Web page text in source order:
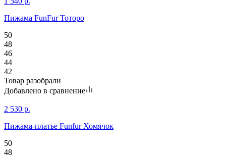
Пижама FunFur Тоторо
50
48
46
44
42
Товар разобрали
Добавлено в сравнение
2 530 р.
Пижама-платье Funfur Хомячок
50
48